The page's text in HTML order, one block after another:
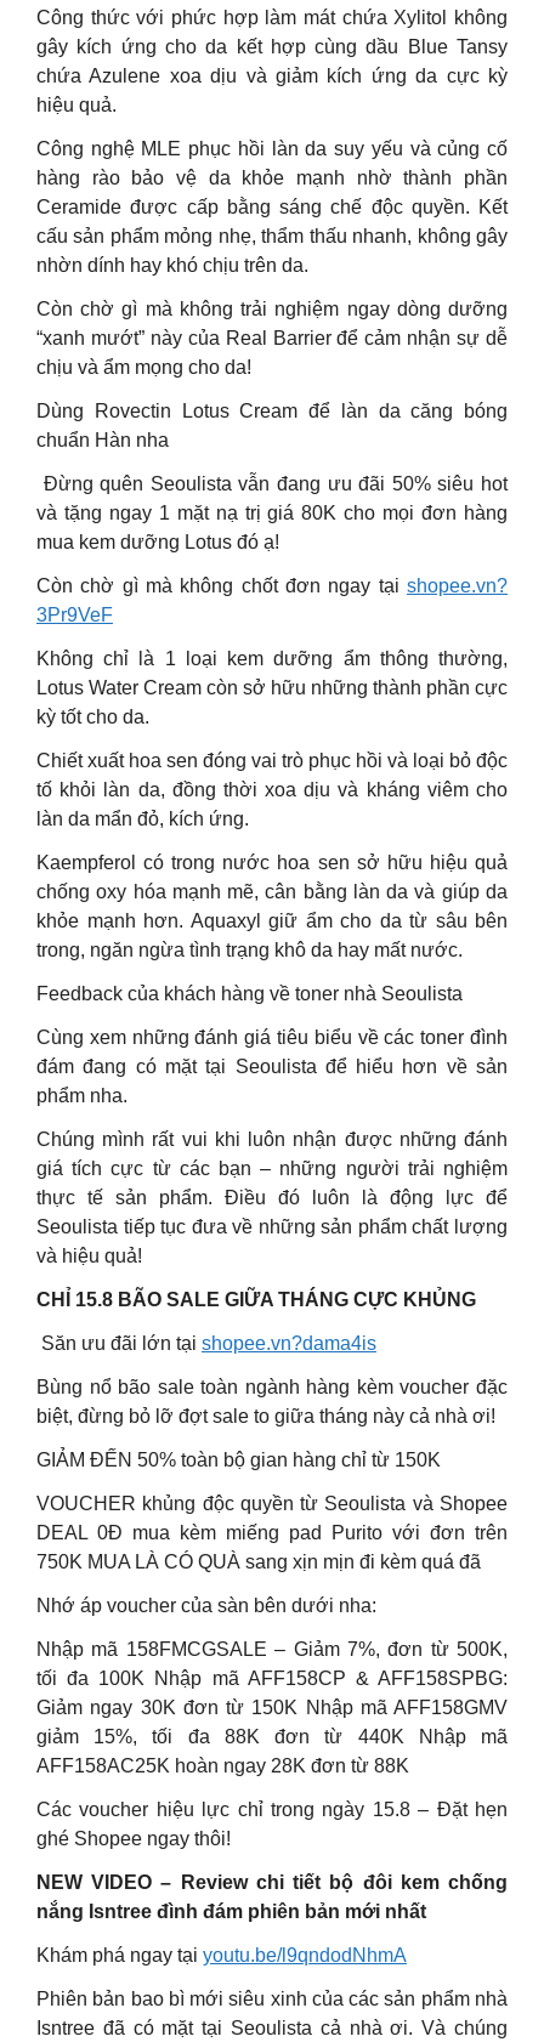
Công thức với phức hợp làm mát chứa Xylitol không
gây kích ứng cho da kết hợp cùng dầu Blue Tansy
chứa Azulene xoa dịu và giảm kích ứng da cực kỳ
hiệu quả.
Công nghệ MLE phục hồi làn da suy yếu và củng cố
hàng rào bảo vệ da khỏe mạnh nhờ thành phần
Ceramide được cấp bằng sáng chế độc quyền. Kết
cấu sản phẩm mỏng nhẹ, thẩm thấu nhanh, không gây
nhờn dính hay khó chịu trên da.
Còn chờ gì mà không trải nghiệm ngay dòng dưỡng
“xanh mướt” này của Real Barrier để cảm nhận sự dễ
chịu và ẩm mọng cho da!
Dùng Rovectin Lotus Cream để làn da căng bóng
chuẩn Hàn nha
️ Đừng quên Seoulista vẫn đang ưu đãi 50% siêu hot
và tặng ngay 1 mặt nạ trị giá 80K cho mọi đơn hàng
mua kem dưỡng Lotus đó ạ!
Còn chờ gì mà không chốt đơn ngay tại shopee.vn?
3Pr9VeF
Không chỉ là 1 loại kem dưỡng ẩm thông thường,
Lotus Water Cream còn sở hữu những thành phần cực
kỳ tốt cho da.
Chiết xuất hoa sen đóng vai trò phục hồi và loại bỏ độc
tố khỏi làn da, đồng thời xoa dịu và kháng viêm cho
làn da mẩn đỏ, kích ứng.
Kaempferol có trong nước hoa sen sở hữu hiệu quả
chống oxy hóa mạnh mẽ, cân bằng làn da và giúp da
khỏe mạnh hơn. Aquaxyl giữ ẩm cho da từ sâu bên
trong, ngăn ngừa tình trạng khô da hay mất nước.
Feedback của khách hàng về toner nhà Seoulista
Cùng xem những đánh giá tiêu biểu về các toner đình
đám đang có mặt tại Seoulista để hiểu hơn về sản
phẩm nha.
Chúng mình rất vui khi luôn nhận được những đánh
giá tích cực từ các bạn – những người trải nghiệm
thực tế sản phẩm. Điều đó luôn là động lực để
Seoulista tiếp tục đưa về những sản phẩm chất lượng
và hiệu quả!
CHỈ 15.8 BÃO SALE GIỮA THÁNG CỰC KHỦNG
️ Săn ưu đãi lớn tại shopee.vn?dama4is
Bùng nổ bão sale toàn ngành hàng kèm voucher đặc
biệt, đừng bỏ lỡ đợt sale to giữa tháng này cả nhà ơi!
GIẢM ĐẾN 50% toàn bộ gian hàng chỉ từ 150K
VOUCHER khủng độc quyền từ Seoulista và Shopee
DEAL 0Đ mua kèm miếng pad Purito với đơn trên
750K MUA LÀ CÓ QUÀ sang xịn mịn đi kèm quá đã
Nhớ áp voucher của sàn bên dưới nha:
Nhập mã 158FMCGSALE – Giảm 7%, đơn từ 500K,
tối đa 100K Nhập mã AFF158CP & AFF158SPBG:
Giảm ngay 30K đơn từ 150K Nhập mã AFF158GMV
giảm 15%, tối đa 88K đơn từ 440K Nhập mã
AFF158AC25K hoàn ngay 28K đơn từ 88K
Các voucher hiệu lực chỉ trong ngày 15.8 – Đặt hẹn
ghé Shopee ngay thôi!
NEW VIDEO – Review chi tiết bộ đôi kem chống
nắng Isntree đình đám phiên bản mới nhất
Khám phá ngay tại youtu.be/l9qndodNhmA
Phiên bản bao bì mới siêu xinh của các sản phẩm nhà
Isntree đã có mặt tại Seoulista cả nhà ơi. Và chúng